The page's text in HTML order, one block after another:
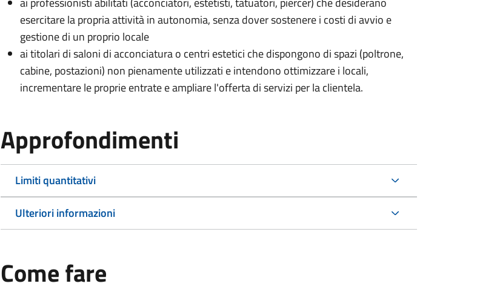
esercitare la propria attività in autonomia, senza dover sostenere i costi di avvio e
gestione di un proprio locale
ai titolari di saloni di acconciatura o centri estetici che dispongono di spazi (poltrone,
cabine, postazioni) non pienamente utilizzati e intendono ottimizzare i locali,
incrementare le proprie entrate e ampliare l'offerta di servizi per la clientela.
Approfondimenti
Limiti quantitativi
Ulteriori informazioni
Come fare